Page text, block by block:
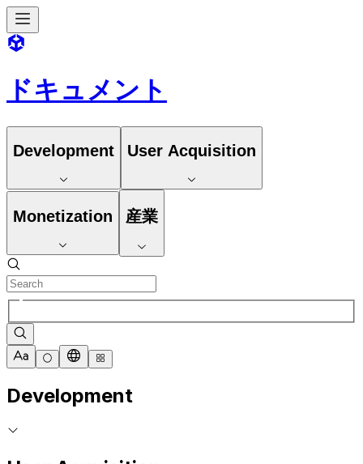
ドキュメント
Development User Acquisition
Monetization 産業
Development